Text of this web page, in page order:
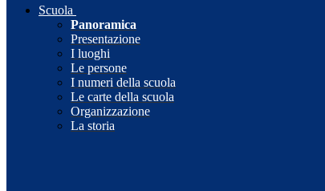
Scuola
Panoramica
Presentazione
I luoghi
Le persone
I numeri della scuola
Le carte della scuola
Organizzazione
La storia